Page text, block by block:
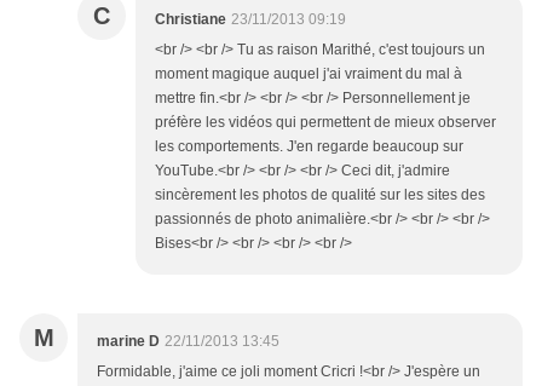
C Christiane 23/11/2013 09:19
<br /> <br /> Tu as raison Marithé, c'est toujours un
moment magique auquel j'ai vraiment du mal à
mettre fin.<br /> <br /> <br /> Personnellement je
préfère les vidéos qui permettent de mieux observer
les comportements. J'en regarde beaucoup sur
YouTube.<br /> <br /> <br /> Ceci dit, j'admire
sincèrement les photos de qualité sur les sites des
passionnés de photo animalière.<br /> <br /> <br />
Bises<br /> <br /> <br /> <br />
M marine D 22/11/2013 13:45
Formidable, j'aime ce joli moment Cricri !<br /> J'espère un